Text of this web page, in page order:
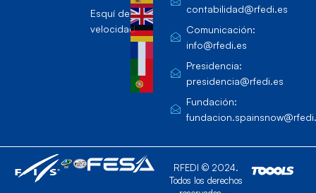
Esquí de
velocidad
contabilidad@rfedi.es
Comunicación:
info@rfedi.es
Presidencia:
presidencia@rfedi.es
Fundación:
RFEDI © 2024.
Todos los derechos